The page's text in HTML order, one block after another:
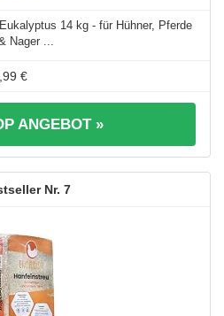
14 kg - für Hühner, Pferde
Nager ...
€
ANGEBOT »
7